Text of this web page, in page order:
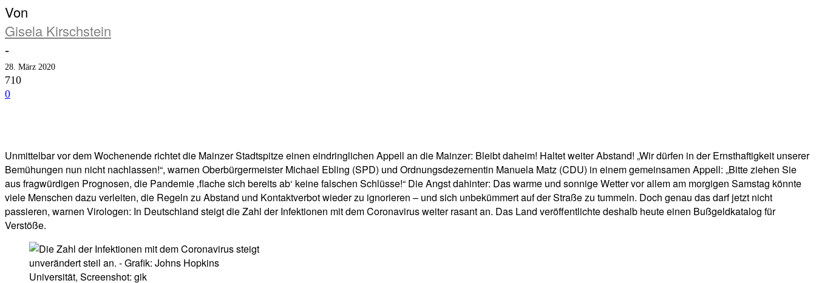
Von
Gisela Kirschstein
-
28. März 2020
710
0
Unmittelbar vor dem Wochenende richtet die Mainzer Stadtspitze einen eindringlichen Appell an die Mainzer: Bleibt daheim! Haltet weiter Abstand! „Wir dürfen in der Ernsthaftigkeit unserer
Bemühungen nun nicht nachlassen!“, warnen Oberbürgermeister Michael Ebling (SPD) und Ordnungsdezernentin Manuela Matz (CDU) in einem gemeinsamen Appell: „Bitte ziehen Sie
aus fragwürdigen Prognosen, die Pandemie ‚flache sich bereits ab‘ keine falschen Schlüsse!“ Die Angst dahinter: Das warme und sonnige Wetter vor allem am morgigen Samstag könnte
viele Menschen dazu verleiten, die Regeln zu Abstand und Kontaktverbot wieder zu ignorieren – und sich unbekümmert auf der Straße zu tummeln. Doch genau das darf jetzt nicht
passieren, warnen Virologen: In Deutschland steigt die Zahl der Infektionen mit dem Coronavirus weiter rasant an. Das Land veröffentlichte deshalb heute einen Bußgeldkatalog für
Verstöße.